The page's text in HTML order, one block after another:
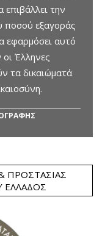
την
ποσού εξαγοράς
εφαρμόσει αυτό
Έλληνες
τα δικαιώματά
ΠΡΟΣΤΑΣΊΑΣ
ΕΛΛΆΔΟΣ